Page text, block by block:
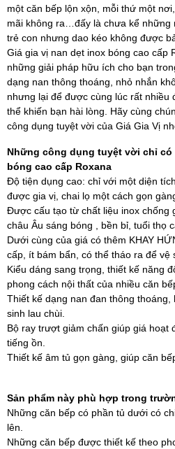
một căn bếp lộn xộn, mỗi thứ một
mãi không ra…đấy là chưa kể những
trẻ con nhưng dao kéo không được
Giá gia vị nan dẹt inox bóng cao cấp
những giải pháp hữu ích cho bạn
dạng nan thông thoáng, nhỏ nhắn
nhưng lại để được cùng lúc rất nhiều
thể khiến bạn hài lòng. Hãy cùng
công dụng tuyệt vời của Giá Gia Vị
Những công dụng tuyệt vời chỉ
bóng cao cấp Roxana
Độ tiện dụng cao: chỉ với một diện
được gia vị, chai lọ một cách gọn
Được cấu tạo từ chất liệu inox chống
châu Âu sáng bóng , bền bỉ, tuổi thọ
Dưới cùng của giá có thêm KHAY
cấp, ít bám bẩn, có thể tháo ra để vệ
Kiểu dáng sang trọng, thiết kế năng
phong cách nội thất của nhiều căn
Thiết kế dạng nan đan thông
sinh lau chùi.
Bộ ray trượt giảm chấn giúp giá hoạt
tiếng ồn.
Thiết kế âm tủ gọn gàng, giúp căn
Sản phẩm này phù hợp trong
Những căn bếp có phần tủ dưới có
lên.
Những căn bếp được thiết kế theo